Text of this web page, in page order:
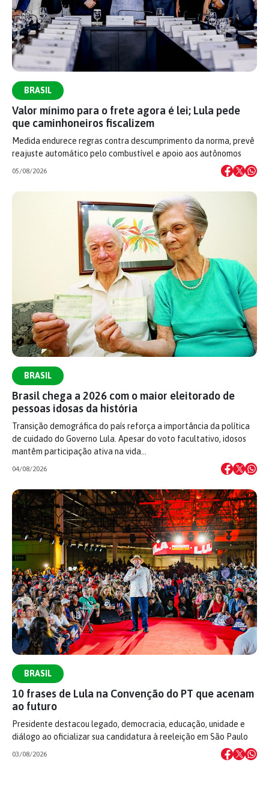
BRASIL
Valor mínimo para o frete agora é lei; Lula pede
que caminhoneiros fiscalizem
Medida endurece regras contra descumprimento da norma, prevê
reajuste automático pelo combustível e apoio aos autônomos
05/08/2026
BRASIL
Brasil chega a 2026 com o maior eleitorado de
pessoas idosas da história
Transição demográfica do país reforça a importância da política
de cuidado do Governo Lula. Apesar do voto facultativo, idosos
mantêm participação ativa na vida…
04/08/2026
BRASIL
10 frases de Lula na Convenção do PT que acenam
ao futuro
Presidente destacou legado, democracia, educação, unidade e
diálogo ao oficializar sua candidatura à reeleição em São Paulo
03/08/2026